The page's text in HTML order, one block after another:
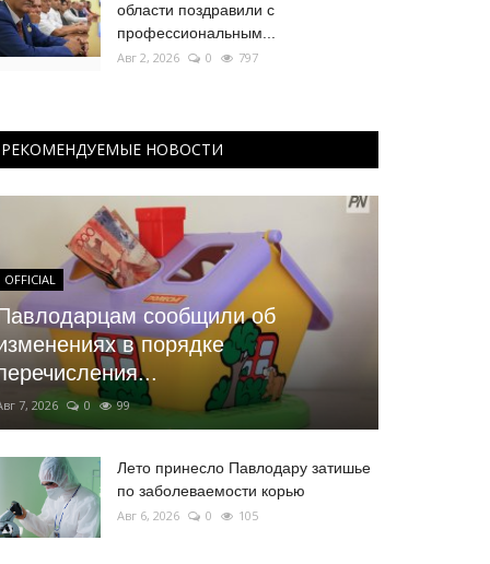
области поздравили с
профессиональным...
Авг 2, 2026 0 797
РЕКОМЕНДУЕМЫЕ НОВОСТИ
OFFICIAL
сообщили об
в порядке
7, 2026 0 99
Лето принесло Павлодару затишье
по заболеваемости корью
Авг 6, 2026 0 105